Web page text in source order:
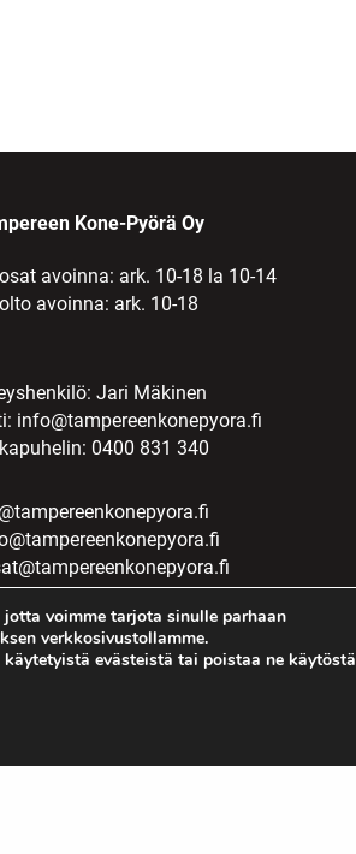
Kone-Pyörä Oy
avoinna: ark. 10-18 la 10-14
avoinna: ark. 10-18
Jari Mäkinen
info@tampereenkonepyora.fi
0400 831 340
jotta voimme tarjota sinulle parhaan
verkkosivustollamme.
evästeistä tai poistaa ne käytöstä
evästebanneri